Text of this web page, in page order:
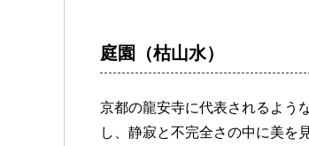
庭園（枯山水）
京都の龍安寺に代表されるよう
し、静寂と不完全さの中に美を